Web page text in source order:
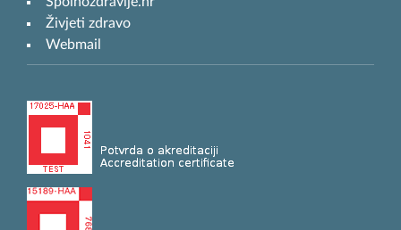
Živjeti zdravo
Webmail